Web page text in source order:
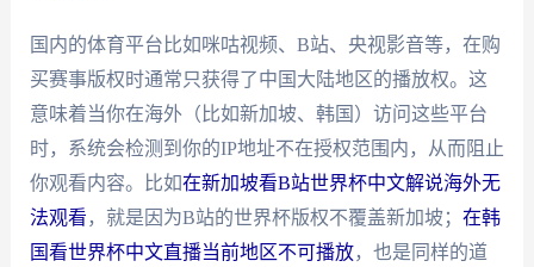
国内的体育平台比如咪咕视频、B站、央视影音等，在购
买赛事版权时通常只获得了中国大陆地区的播放权。这
意味着当你在海外（比如新加坡、韩国）访问这些平台
时，系统会检测到你的IP地址不在授权范围内，从而阻止
你观看内容。比如在新加坡看B站世界杯中文解说海外无
法观看 ，就是因为B站的世界杯版权不覆盖新加坡； 在韩
国看世界杯中文直播当前地区不可播放，也是同样的道